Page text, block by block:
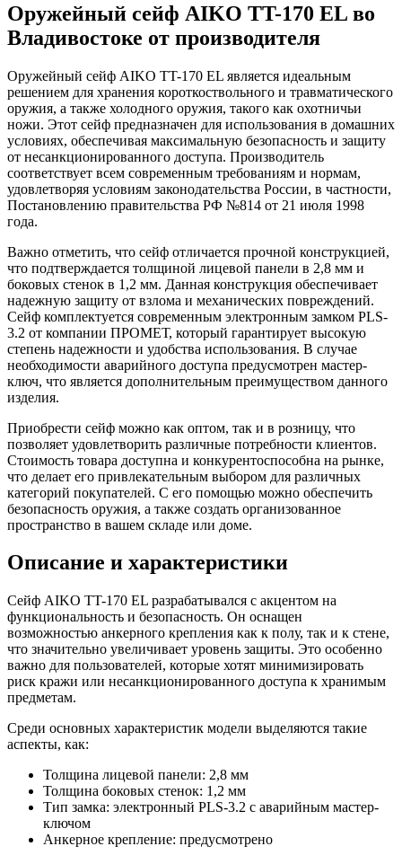
Оружейный сейф AIKO TT-170 EL во
Владивостоке от производителя
Оружейный сейф AIKO TT-170 EL является идеальным
решением для хранения короткоствольного и травматического
оружия, а также холодного оружия, такого как охотничьи
ножи. Этот сейф предназначен для использования в домашних
условиях, обеспечивая максимальную безопасность и защиту
от несанкционированного доступа. Производитель
соответствует всем современным требованиям и нормам,
удовлетворяя условиям законодательства России, в частности,
Постановлению правительства РФ №814 от 21 июля 1998
года.
Важно отметить, что сейф отличается прочной конструкцией,
что подтверждается толщиной лицевой панели в 2,8 мм и
боковых стенок в 1,2 мм. Данная конструкция обеспечивает
надежную защиту от взлома и механических повреждений.
Сейф комплектуется современным электронным замком PLS-
3.2 от компании ПРОМЕТ, который гарантирует высокую
степень надежности и удобства использования. В случае
необходимости аварийного доступа предусмотрен мастер-
ключ, что является дополнительным преимуществом данного
изделия.
Приобрести сейф можно как оптом, так и в розницу, что
позволяет удовлетворить различные потребности клиентов.
Стоимость товара доступна и конкурентоспособна на рынке,
что делает его привлекательным выбором для различных
категорий покупателей. С его помощью можно обеспечить
безопасность оружия, а также создать организованное
пространство в вашем складе или доме.
Описание и характеристики
Сейф AIKO TT-170 EL разрабатывался с акцентом на
функциональность и безопасность. Он оснащен
возможностью анкерного крепления как к полу, так и к стене,
что значительно увеличивает уровень защиты. Это особенно
важно для пользователей, которые хотят минимизировать
риск кражи или несанкционированного доступа к хранимым
предметам.
Среди основных характеристик модели выделяются такие
аспекты, как:
Толщина лицевой панели: 2,8 мм
Толщина боковых стенок: 1,2 мм
Тип замка: электронный PLS-3.2 с аварийным мастер-
ключом
Анкерное крепление: предусмотрено